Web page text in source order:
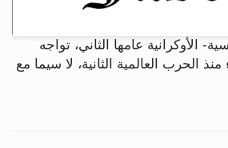
الأوكرانية عامها الثاني، تواجه
الحرب العالمية الثانية، لا سيما مع